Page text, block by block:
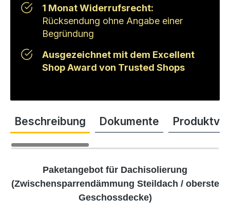
1 Monat Widerrufsrecht:
Rücksendung ohne Angabe einer
Begründung
Ausgezeichnet mit dem Excellent
Shop Award von Trusted Shops
Beschreibung Dokumente
Paketangebot für Dachisolierung
(Zwischensparrendämmung Steildach / oberste
Geschossdecke)